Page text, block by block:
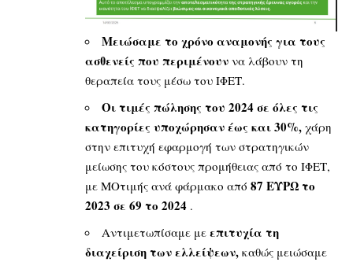
Mειώσαμε το χρόνο αναμονής για τους
ασθενείς που περιμένουν να λάβουν τη
θεραπεία τους μέσω του ΙΦΕΤ.
Oι τιμές πώλησης του 2024 σε όλες τις
κατηγορίες υποχώρησαν έως και 30%, χάρη
στην επιτυχή εφαρμογή των στρατηγικών
μείωσης του κόστους προμήθειας από το ΙΦΕΤ,
με MOτιμής ανά φάρμακο από 87 ΕΥΡΩ το
2023 σε 69 το 2024 .
Αντιμετωπίσαμε με επιτυχία τη
διαχείριση των ελλείψεων, καθώς μειώσαμε